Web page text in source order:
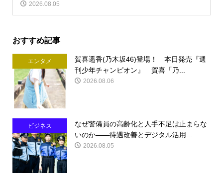
2026.08.05
おすすめ記事
エンタメ
賀喜遥香(乃木坂46)登場！ 本日発売『週
刊少年チャンピオン』 賀喜「乃...
2026.08.06
ビジネス
なぜ警備員の高齢化と人手不足は止まらな
いのか――待遇改善とデジタル活用...
2026.08.05